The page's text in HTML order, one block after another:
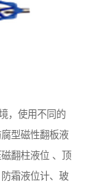
，使用不同的
型磁性翻板液
翻柱液位 、顶
霜液位计、玻